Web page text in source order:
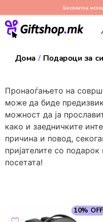
Бесплатна
Дома / Подароци за
Пронаоѓањето на
може да биде
можност да ја
како и заедничките
причина и повод,
пријателите со
посетата!
10% OFF